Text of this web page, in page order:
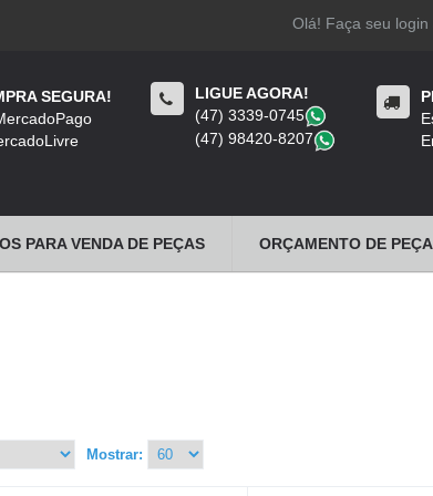
Olá! Faça seu login
SEGURA!
LIGUE AGORA!
(47) 3339-0745
(47) 98420-8207
PARA VENDA DE PEÇAS ORÇAMENTO DE
Mostrar: